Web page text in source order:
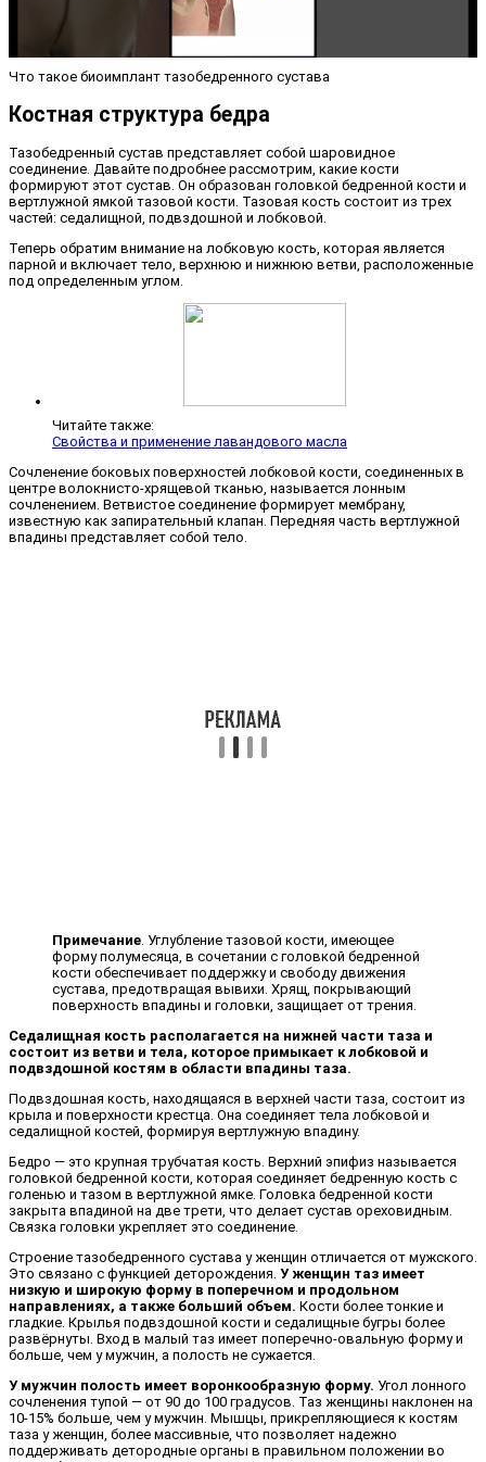
Что такое биоимплант тазобедренного сустава
Костная структура бедра
Тазобедренный сустав представляет собой шаровидное
соединение. Давайте подробнее рассмотрим, какие кости
формируют этот сустав. Он образован головкой бедренной кости и
вертлужной ямкой тазовой кости. Тазовая кость состоит из трех
частей: седалищной, подвздошной и лобковой.
Теперь обратим внимание на лобковую кость, которая является
парной и включает тело, верхнюю и нижнюю ветви, расположенные
под определенным углом.
Читайте также:
Свойства и применение лавандового масла
Сочленение боковых поверхностей лобковой кости, соединенных в
центре волокнисто-хрящевой тканью, называется лонным
сочленением. Ветвистое соединение формирует мембрану,
известную как запирательный клапан. Передняя часть вертлужной
впадины представляет собой тело.
Примечание. Углубление тазовой кости, имеющее
форму полумесяца, в сочетании с головкой бедренной
кости обеспечивает поддержку и свободу движения
сустава, предотвращая вывихи. Хрящ, покрывающий
поверхность впадины и головки, защищает от трения.
Седалищная кость располагается на нижней части таза и
состоит из ветви и тела, которое примыкает к лобковой и
подвздошной костям в области впадины таза.
Подвздошная кость, находящаяся в верхней части таза, состоит из
крыла и поверхности крестца. Она соединяет тела лобковой и
седалищной костей, формируя вертлужную впадину.
Бедро — это крупная трубчатая кость. Верхний эпифиз называется
головкой бедренной кости, которая соединяет бедренную кость с
голенью и тазом в вертлужной ямке. Головка бедренной кости
закрыта впадиной на две трети, что делает сустав ореховидным.
Связка головки укрепляет это соединение.
Строение тазобедренного сустава у женщин отличается от мужского.
Это связано с функцией деторождения. У женщин таз имеет
низкую и широкую форму в поперечном и продольном
направлениях, а также больший объем. Кости более тонкие и
гладкие. Крылья подвздошной кости и седалищные бугры более
развёрнуты. Вход в малый таз имеет поперечно-овальную форму и
больше, чем у мужчин, а полость не сужается.
У мужчин полость имеет воронкообразную форму. Угол лонного
сочленения тупой — от 90 до 100 градусов. Таз женщины наклонен на
10-15% больше, чем у мужчин. Мышцы, прикрепляющиеся к костям
таза у женщин, более массивные, что позволяет надежно
поддерживать детородные органы в правильном положении во